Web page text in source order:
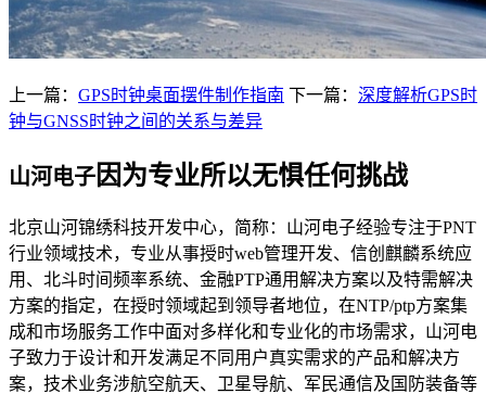
上一篇： GPS时钟桌面摆件制作指南 下一篇： 深度解析GPS时
钟与GNSS时钟之间的关系与差异
山河电子因为专业所以无惧任何挑战
北京山河锦绣科技开发中心，简称：山河电子经验专注于PNT
行业领域技术，专业从事授时web管理开发、信创麒麟系统应
用、北斗时间频率系统、金融PTP通用解决方案以及特需解决
方案的指定，在授时领域起到领导者地位，在NTP/ptp方案集
成和市场服务工作中面对多样化和专业化的市场需求，山河电
子致力于设计和开发满足不同用户真实需求的产品和解决方
案，技术业务涉航空航天、卫星导航、军民通信及国防装备等